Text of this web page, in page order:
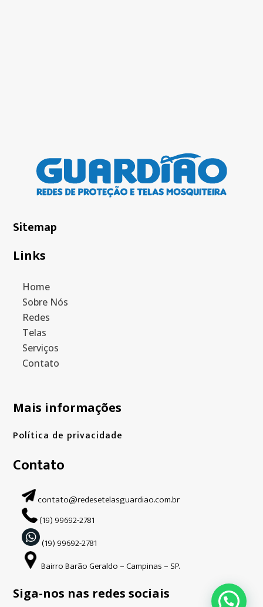
Sitemap
Links
Home
Sobre Nós
Redes
Telas
Serviços
Contato
Mais informações
Política de privacidade
Contato
contato@redesetelasguardiao.com.br
(19) 99692-2781
(19) 99692-2781
Bairro Barão Geraldo – Campinas – SP.
Siga-nos nas redes sociais